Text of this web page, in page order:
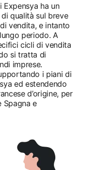
ha un
qualità sul breve
vendita, e intanto
periodo. A
cicli di vendita
si tratta di
imprese.
i piani di
ed estendendo
d’origine, per
Spagna e